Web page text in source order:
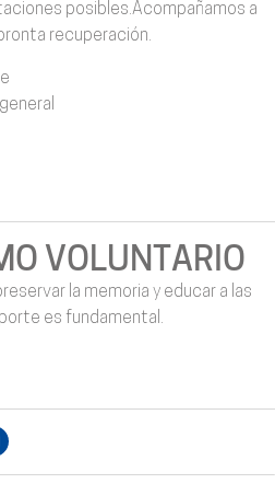
posibles.Acompañamos a
recuperación.
VOLUNTARIO
la memoria y educar a las
es fundamental.